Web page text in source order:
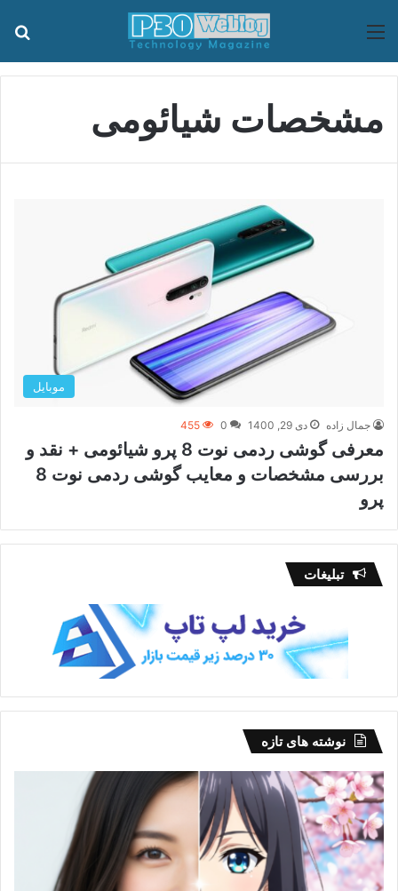
منو
مشخصات شیائومی
موبایل
جمال زاده دی 29, 1400 0
455
معرفی گوشی ردمی نوت 8 پرو شیائومی + نقد و
بررسی مشخصات و معایب گوشی ردمی نوت 8
پرو
تبلیغات
نوشته های تازه